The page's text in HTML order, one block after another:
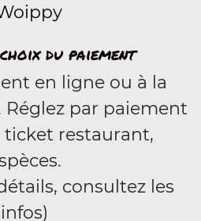
du paiement
en ligne ou à la
Réglez par paiement
ticket restaurant,
consultez les
infos)